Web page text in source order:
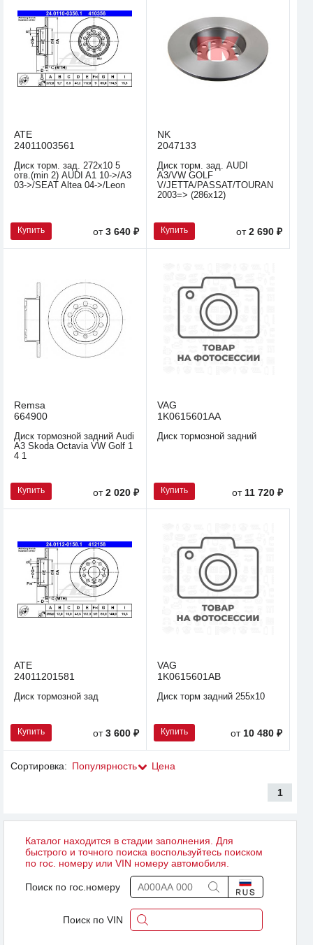
ATE
24011003561
Диск торм. зад. 272x10 5
отв.(min 2) AUDI A1 10->/A3
03->/SEAT Altea 04->/Leon
Купить от3 640 ₽
NK
2047133
Диск торм. зад. AUDI
A3/VW GOLF
V/JETTA/PASSAT/TOURAN
2003=> (286x12)
Купить от2 690 ₽
Remsa
664900
Диск тормозной задний Audi
A3 Skoda Octavia VW Golf 1
4 1
Купить от2 020 ₽
VAG
1K0615601AA
Диск тормозной задний
Купить от 11 720 ₽
ATE
24011201581
Диск тормозной зад
Купить от3 600 ₽
VAG
1K0615601AB
Диск торм задний 255х10
Купить от10 480 ₽
Сортировка: Популярность Цена
1
Каталог находится в стадии заполнения. Для
быстрого и точного поиска воспользуйтесь поиском
по гос. номеру или VIN номеру автомобиля.
Поиск по гос.номеру
Поиск по VIN